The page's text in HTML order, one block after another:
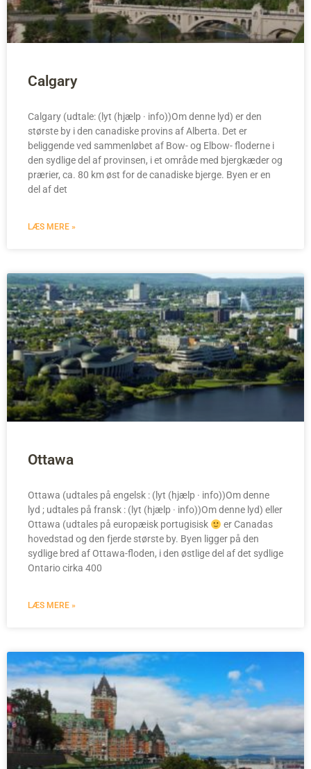
Calgary
Calgary (udtale: (lyt (hjælp · info))Om denne lyd) er den
største by i den canadiske provins af Alberta. Det er
beliggende ved sammenløbet af Bow- og Elbow- floderne i
den sydlige del af provinsen, i et område med bjergkæder og
prærier, ca. 80 km øst for de canadiske bjerge. Byen er en
del af det
LÆS MERE »
Ottawa
Ottawa (udtales på engelsk : (lyt (hjælp · info))Om denne
lyd ; udtales på fransk : (lyt (hjælp · info))Om denne lyd) eller
Ottawa (udtales på europæisk portugisisk
er Canadas
hovedstad og den fjerde største by. Byen ligger på den
sydlige bred af Ottawa-floden, i den østlige del af det sydlige
Ontario cirka 400
LÆS MERE »